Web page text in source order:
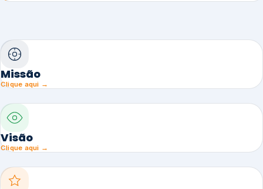
Missão
Clique aqui →
Visão
Clique aqui →